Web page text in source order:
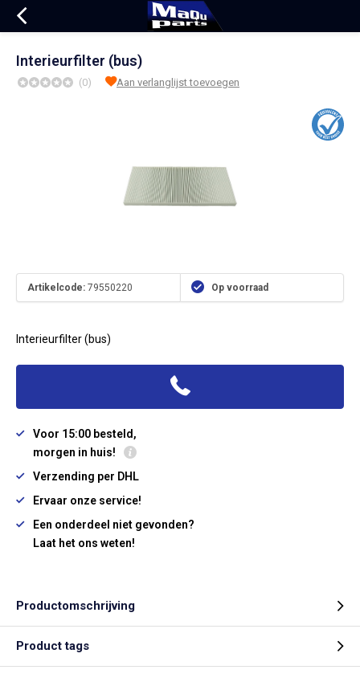
Interieurfilter (bus)
(0) Aan verlanglijst toevoegen
Artikelcode: 79550220 Op voorraad
Interieurfilter (bus)
Voor 15:00 besteld,
morgen in huis!
Verzending per DHL
Ervaar onze service!
Een onderdeel niet gevonden?
Laat het ons weten!
Productomschrijving
Product tags